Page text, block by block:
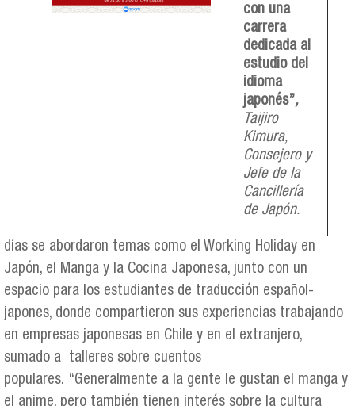
con una
carrera
dedicada al
estudio del
idioma
japonés”,
Taijiro
Kimura,
Consejero y
Jefe de la
Cancillería
de Japón.
días se abordaron temas como el Working Holiday en
Japón, el Manga y la Cocina Japonesa, junto con un
espacio para los estudiantes de traducción español-
japones, donde compartieron sus experiencias trabajando
en empresas japonesas en Chile y en el extranjero,
sumado a talleres sobre cuentos
populares. “Generalmente a la gente le gustan el manga y
el anime, pero también tienen interés sobre la cultura